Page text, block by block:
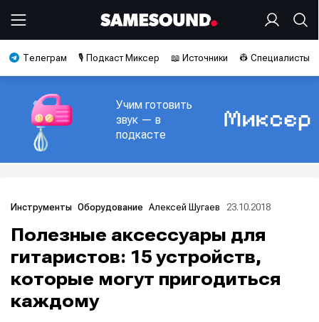
Телеграм 🎙️ Подкаст Миксер 📖 Источники 👷 Специалисты
Учим готовить
звук — в
подкасте
Инструменты Оборудование Алексей Шугаев 23.10.2018
Полезные аксессуары для
гитаристов: 15 устройств,
которые могут пригодиться
каждому